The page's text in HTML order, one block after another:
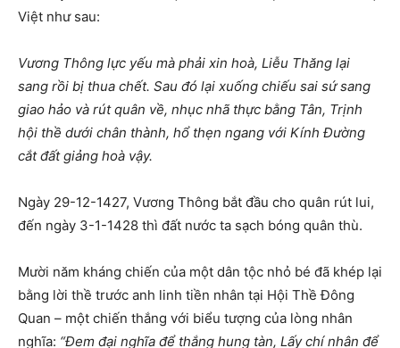
Việt như sau:
Vương Thông lực yếu mà phải xin hoà, Liễu Thăng lại
sang rồi bị thua chết. Sau đó lại xuống chiếu sai sứ sang
giao hảo và rút quân về, nhục nhã thực bằng Tân, Trịnh
hội thề dưới chân thành, hổ thẹn ngang với Kính Đường
cắt đất giảng hoà vậy.
Ngày 29-12-1427, Vương Thông bắt đầu cho quân rút lui,
đến ngày 3-1-1428 thì đất nước ta sạch bóng quân thù.
Mười năm kháng chiến của một dân tộc nhỏ bé đã khép lại
bằng lời thề trước anh linh tiền nhân tại Hội Thề Đông
Quan – một chiến thắng với biểu tượng của lòng nhân
nghĩa: “Đem đại nghĩa để thắng hung tàn, Lấy chí nhân để